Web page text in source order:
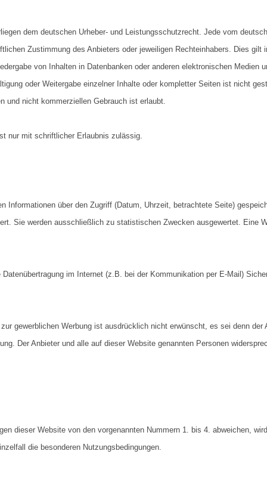
dem deutschen Urheber- und Leistungsschutzrecht. Jede vom
Zustimmung des Anbieters oder jeweiligen Rechteinhabers. Dies gilt
von Inhalten in Datenbanken oder anderen elektronischen Medien
oder Weitergabe einzelner Inhalte oder kompletter Seiten ist nicht
und nicht kommerziellen Gebrauch ist erlaubt.
nur mit schriftlicher Erlaubnis zulässig.
Informationen über den Zugriff (Datum, Uhrzeit, betrachtete Seite)
Sie werden ausschließlich zu statistischen Zwecken ausgewertet. Eine
im Internet (z.B. bei der Kommunikation per E-Mail)
gewerblichen Werbung ist ausdrücklich nicht erwünscht, es sei denn
Der Anbieter und alle auf dieser Website genannten Personen
dieser Website von den vorgenannten Nummern 1. bis 4. abweichen,
die besonderen Nutzungsbedingungen.